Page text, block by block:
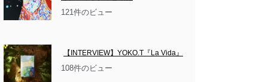
121件のビュー
【INTERVIEW】YOKO.T『La Vida』
108件のビュー